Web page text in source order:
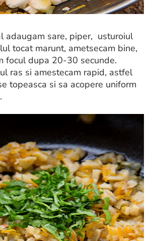
adaugam sare, piper, usturoiul
tocat marunt, ametsecam bine,
focul dupa 20-30 secunde.
ras si amestecam rapid, astfel
topeasca si sa acopere uniform